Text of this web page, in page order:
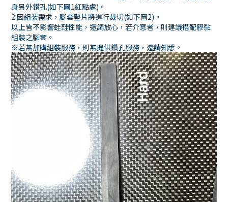
身另外鑽孔(如下圖1紅點處)。
2.因組裝需求，腳套墊片將進行裁切(如下圖2)。
以上皆不影響蛙鞋性能，還請放心，若介意者，則建議搭配膠黏
組裝之腳套。
※若無加購組裝服務，則無提供鑽孔服務，還請知悉。